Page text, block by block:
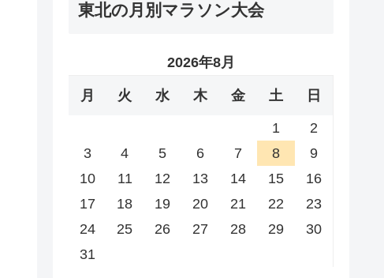
東北の月別マラソン大会
2026年8月
月 火 水 木 金 土 日
1
2
3
4 5 6 7 8
9
10
11 12 13 14 15
16
17
18 19 20 21 22
23
24
25 26 27 28 29
30
31